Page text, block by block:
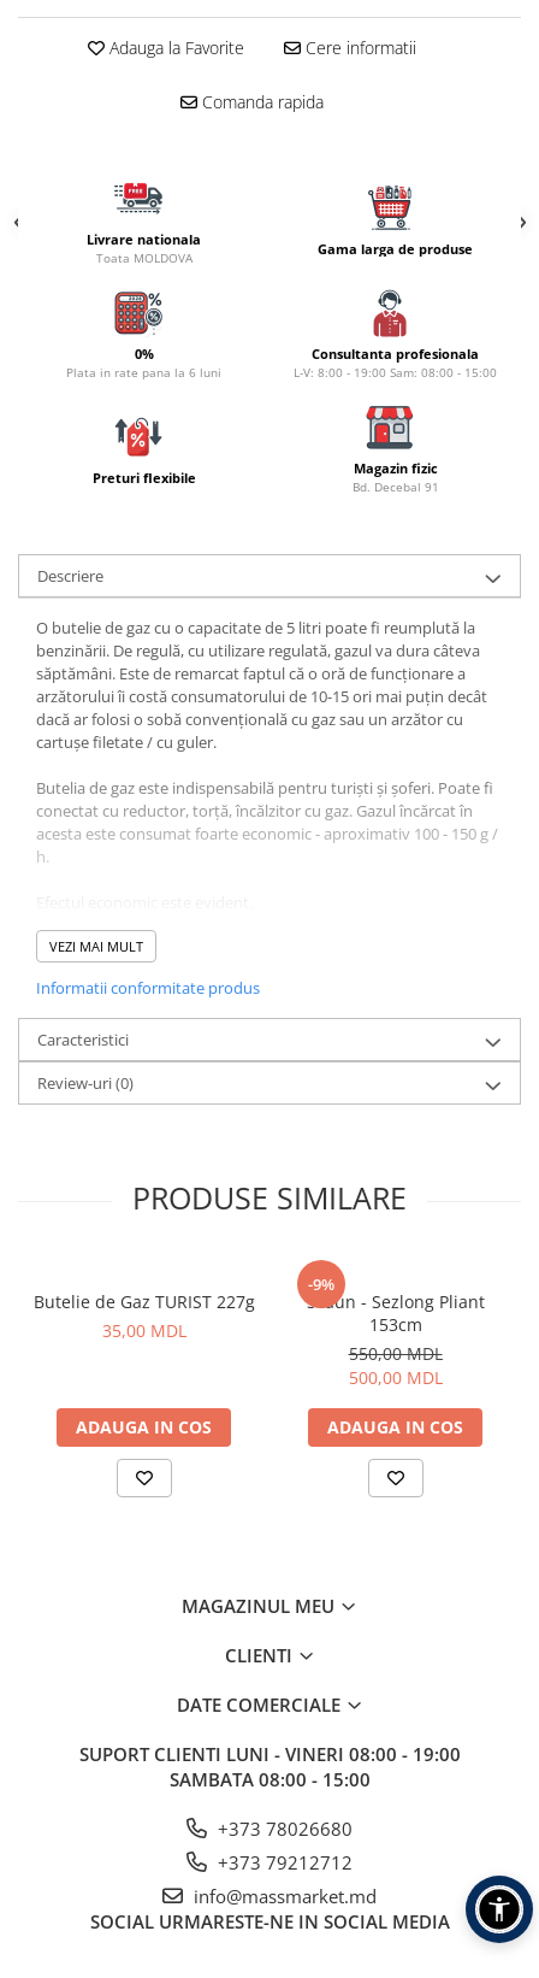
Nada si momeala
Momeala artificiala
Seminte si mix de seminte
Aditivi, arome, dipuri
Pescuit la copca
Bagajerie pescuit
Rucsac
Accesorii conexe pescuit
Cântare
Instrumente
Ochelari
Barci, sonare
Accesorii pentru barci
Barci
Sonare
Camping pescuit
Corturi, Pavilioane
Frigidere
Lanterne
Mese
Paturi
Saci de dormit, saltele, perne
Incaltaminte
Pescuit la Fitofag
Monturi
Pentru vinatori
Vopsele pentru haine
Chimie de uz casnic
Ingrijire tehnica casnica
Produse pentru curățenie
Sport-Turism-Odihna
Aragazuri, incalzitoare
Adauga la Favorite Cere informatii
Comanda rapida
Livrare nationala
Toata MOLDOVA
Gama larga de produse
0%
Plata in rate pana la 6 luni
Consultanta profesionala
L-V: 8:00 - 19:00 Sam: 08:00 - 15:00
Preturi flexibile Magazin fizic
Bd. Decebal 91
Descriere
O butelie de gaz cu o capacitate de 5 litri poate fi reumplută la
benzinării. De regulă, cu utilizare regulată, gazul va dura câteva
săptămâni. Este de remarcat faptul că o oră de funcționare a
arzătorului îi costă consumatorului de 10-15 ori mai puțin decât
dacă ar folosi o sobă convențională cu gaz sau un arzător cu
cartușe filetate / cu guler.
Butelia de gaz este indispensabilă pentru turiști și șoferi. Poate fi
conectat cu reductor, torță, încălzitor cu gaz. Gazul încărcat în
acesta este consumat foarte economic - aproximativ 100 - 150 g /
h.
Putere 2200 wați.
Consum de gaz 100 -150 g / oră.
VEZI MAI MULT
Informatii conformitate produs
Caracteristici
Review-uri(0)
PRODUSE SIMILARE
Butelie de Gaz TURIST 227g
35,00 MDL
ADAUGA IN COS
-9%
Scaun - Sezlong Pliant
153cm
550,00 MDL
500,00 MDL
ADAUGA IN COS
MAGAZINUL MEU
CLIENTI
DATE COMERCIALE
SUPORT CLIENTI LUNI - VINERI 08:00 - 19:00
SAMBATA 08:00 - 15:00
+373 78026680
+373 79212712
info@massmarket.md
SOCIAL URMARESTE-NE IN SOCIAL MEDIA